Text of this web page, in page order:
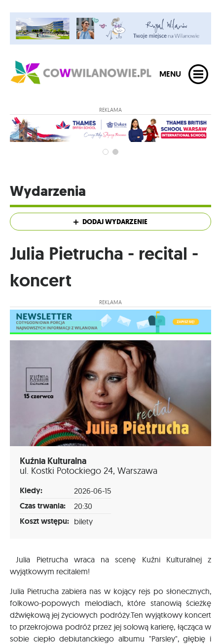
MENU
REKLAMA
Wydarzenia
DODAJ WYDARZENIE
Julia Pietrucha - recital -
koncert
REKLAMA
Kuźnia Kulturalna
ul. Kostki Potockiego 24, Warszawa
Kiedy: 2026-06-15
Czas trwania: 20:30
Koszt wstępu: bilety
Julia Pietrucha wraca na scenę Kuźni Kulturalnej z
wyjątkowym recitalem!
Julia Pietrucha zabiera nas w kojący rejs po słonecznych,
folkowo-popowych melodiach, które stanowią ścieżkę
dźwiękową jej życiowych podróży.Ten wyjątkowy koncert
to przekrojowa podróż przez jej solową karierę, łącząca w
sobie ciepło debiutanckiego albumu "Parsley", głębię i